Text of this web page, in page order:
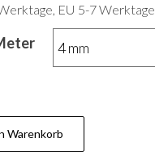
EU 5-7 Werktage
Warenkorb